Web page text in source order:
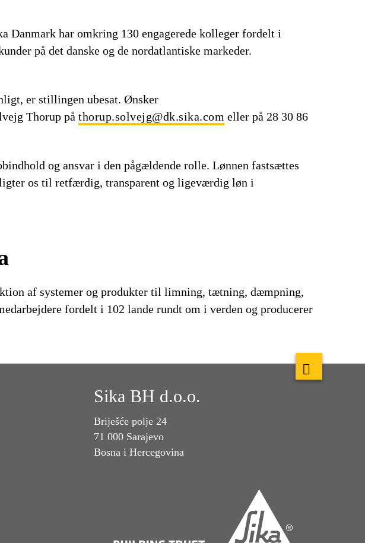
Danmark har omkring 130 engagerede kolleger fordelt i
på det danske og de nordatlantiske markeder.
er stillingen ubesat. Ønsker
Thorup på thorup.solvejg@dk.sika.com eller på 28 30 86
og ansvar i den pågældende rolle. Lønnen fastsættes
os til retfærdig, transparent og ligeværdig løn i
af systemer og produkter til limning, tætning, dæmpning,
fordelt i 102 lande rundt om i verden og producerer
Sika BH d.o.o.
Briješće polje 24
71 000 Sarajevo
Bosna i Hercegovina